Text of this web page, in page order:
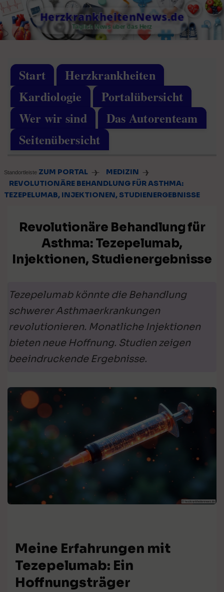
Skip
to
content
HerzkrankheitenNews.de
Täglich News über das Herz
Start
Herzkrankheiten
Kardiologie
Portalübersicht
Wer wir sind
Das Autorenteam
Seitenübersicht
Standortleiste ZUM PORTAL ❱ MEDIZIN ❱
REVOLUTIONÄRE BEHANDLUNG FÜR ASTHMA:
TEZEPELUMAB, INJEKTIONEN, STUDIENERGEBNISSE
Revolutionäre Behandlung für
Asthma: Tezepelumab,
Injektionen, Studienergebnisse
Tezepelumab könnte die Behandlung
schwerer Asthmaerkrankungen
revolutionieren. Monatliche Injektionen
bieten neue Hoffnung. Studien zeigen
beeindruckende Ergebnisse.
Meine Erfahrungen mit
Tezepelumab: Ein
Hoffnungsträger